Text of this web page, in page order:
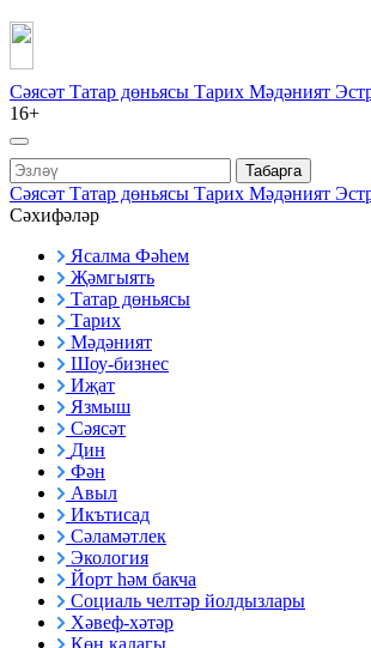
Сәясәт Татар дөньясы Тарих Мәдәният
16+
Табарга
Сәясәт Татар дөньясы Тарих Мәдәният
Сәхифәләр
Ясалма Фәһем
Җәмгыять
Татар дөньясы
Тарих
Мәдәният
Шоу-бизнес
Иҗат
Язмыш
Сәясәт
Дин
Фән
Авыл
Икътисад
Сәламәтлек
Экология
Йорт һәм бакча
Социаль челтәр йолдызлары
Хәвеф-хәтәр
Көн кадагы